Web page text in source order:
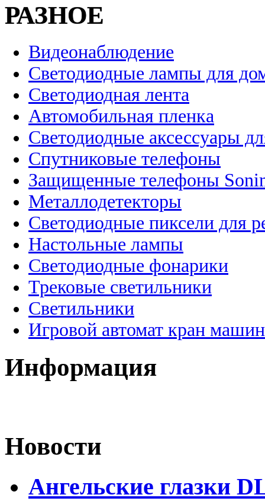
РАЗНОЕ
Видеонаблюдение
Светодиодные лампы для
Светодиодная лента
Автомобильная пленка
Светодиодные аксессуары
Спутниковые телефоны
Защищенные телефоны
Металлодетекторы
Светодиодные пиксели для
Настольные лампы
Светодиодные фонарики
Трековые светильники
Светильники
Игровой автомат кран
Информация
Новости
Ангельские глазки